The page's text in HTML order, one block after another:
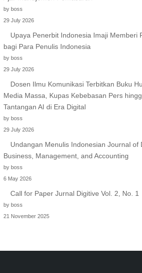
by boss
29 July 2026
Upaya Penerbit Indonesia Imaji Memberi
bagi Para Penulis Indonesia
by boss
29 July 2026
Dosen Ilmu Komunikasi Terbitkan Buku
Media Massa, Kupas Kebebasan Pers
Tantangan AI di Era Digital
by boss
29 July 2026
Undangan Menulis Indonesian Journal of
Business, Management, and Accounting
by boss
6 May 2026
Call for Paper Jurnal Digitive Vol. 2, No. 1
by boss
21 November 2025